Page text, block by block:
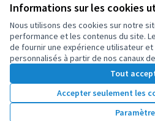
Informations sur les cookies
Nous utilisons des cookies sur notre
performance et les contenus du site.
de fournir une expérience utilisateur et
personnalisés à partir de nos canaux
Tout
Accepter seulement les
Conditions d'utilisation
Paramètres des cookies
OIDP sur X
(Lien externe)
OIDP sur Facebook
(Lien externe)
OIDP sur YouTube
(Lien externe)
Français
Choose languageChoisir la langue